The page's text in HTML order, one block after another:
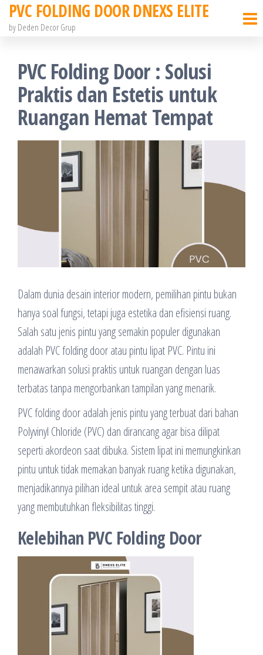
Skip
content
PVC FOLDING DOOR DNEXS ELITE
by Deden Decor Grup
PVC Folding Door : Solusi
Praktis dan Estetis untuk
Ruangan Hemat Tempat
Dalam dunia desain interior modern, pemilihan pintu bukan
hanya soal fungsi, tetapi juga estetika dan efisiensi ruang.
Salah satu jenis pintu yang semakin populer digunakan
adalah PVC folding door atau pintu lipat PVC. Pintu ini
menawarkan solusi praktis untuk ruangan dengan luas
terbatas tanpa mengorbankan tampilan yang menarik.
PVC folding door adalah jenis pintu yang terbuat dari bahan
Polyvinyl Chloride (PVC) dan dirancang agar bisa dilipat
seperti akordeon saat dibuka. Sistem lipat ini memungkinkan
pintu untuk tidak memakan banyak ruang ketika digunakan,
menjadikannya pilihan ideal untuk area sempit atau ruang
yang membutuhkan fleksibilitas tinggi.
Kelebihan PVC Folding Door